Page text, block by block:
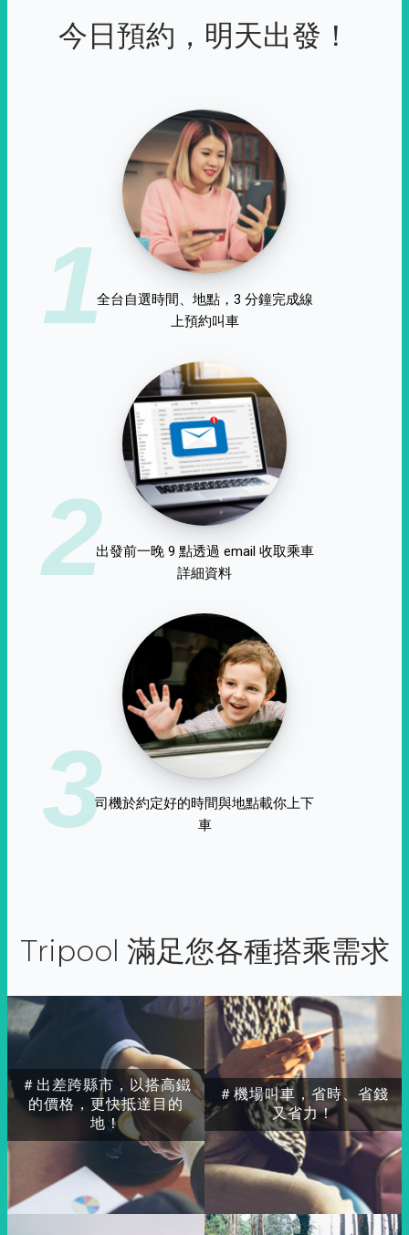
今日預約，明天出發！
1全台自選時間、地點，3 分鐘完成線
上預約叫車
2出發前一晚 9 點透過 email 收取乘車
詳細資料
3司機於約定好的時間與地點載你上下
車
Tripool 滿足您各種搭乘需求
＃出差跨縣市，以搭高鐵
的價格，更快抵達目的
地！
＃機場叫車，省時、省錢
又省力！